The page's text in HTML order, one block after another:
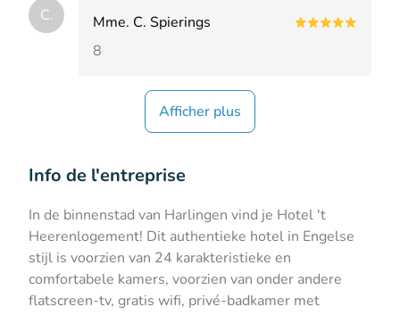
C.
Mme. C. Spierings
8
Afficher plus
Info de l'entreprise
In de binnenstad van Harlingen vind je ​Hotel 't
Heerenlogement! Dit authentieke hotel in Engelse
stijl is voorzien van 24 karakteristieke en
comfortabele kamers, voorzien van onder andere
flatscreen-tv, gratis wifi, privé-badkamer met